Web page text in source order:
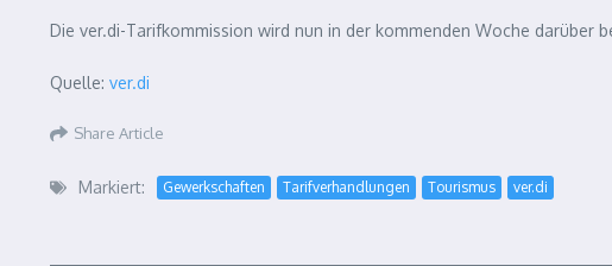
Die ver.di-Tarifkommission wird nun in der kommenden Woche darüber
Quelle: ver.di
Share Article
Markiert: Gewerkschaften Tarifverhandlungen Tourismus ver.di